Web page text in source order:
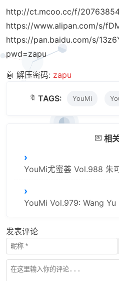
http://ct.mcoo.cc/f/
https://www.alipan.com/s/
https://pan.baidu.com/s/
pwd=zapu
🤖 解压密码: zapu
🔖 TAGS: YouMi
💌 相
YouMi尤蜜荟 Vol.988 朱
YouMi Vol.979: Wang
发表评论